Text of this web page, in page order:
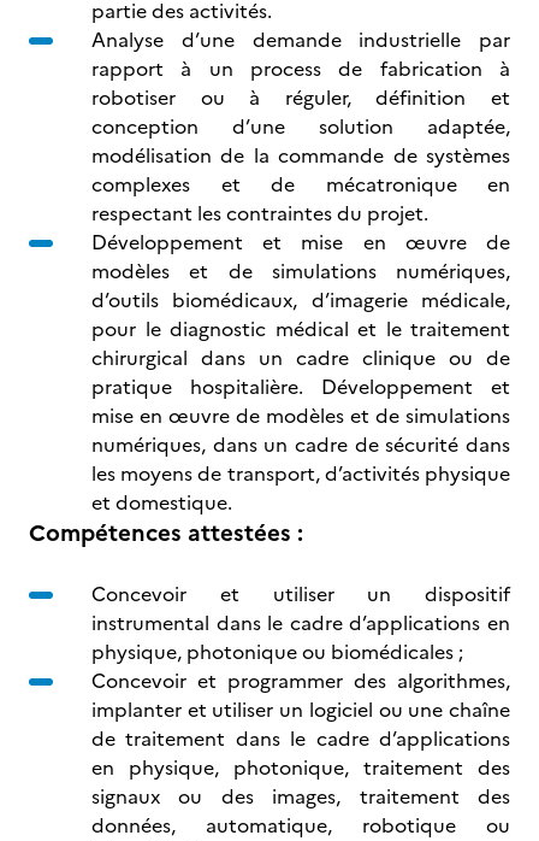
partie des activités.
Analyse d’une demande industrielle par
rapport à un process de fabrication à
robotiser ou à réguler, définition et
conception d’une solution adaptée,
modélisation de la commande de systèmes
complexes et de mécatronique en
respectant les contraintes du projet.
Développement et mise en œuvre de
modèles et de simulations numériques,
d’outils biomédicaux, d’imagerie médicale,
pour le diagnostic médical et le traitement
chirurgical dans un cadre clinique ou de
pratique hospitalière. Développement et
mise en œuvre de modèles et de simulations
numériques, dans un cadre de sécurité dans
les moyens de transport, d’activités physique
et domestique.
Compétences attestées :
Concevoir et utiliser un dispositif
instrumental dans le cadre d’applications en
physique, photonique ou biomédicales ;
Concevoir et programmer des algorithmes,
implanter et utiliser un logiciel ou une chaîne
de traitement dans le cadre d’applications
en physique, photonique, traitement des
signaux ou des images, traitement des
données, automatique, robotique ou